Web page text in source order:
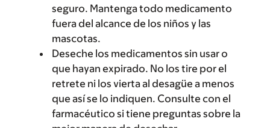
seguro. Mantenga todo medicamento
fuera del alcance de los niños y las
mascotas.
Deseche los medicamentos sin usar o
que hayan expirado. No los tire por el
retrete ni los vierta al desagüe a menos
que así se lo indiquen. Consulte con el
farmacéutico si tiene preguntas sobre la